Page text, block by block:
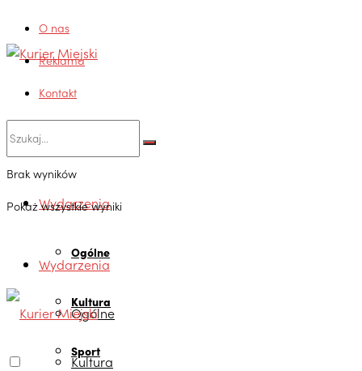
O nas
Reklama
Kontakt
Brak wyników
Pokaż wszystkie wyniki
Wydarzenia
Ogólne
Kultura
Sport
Wydarzenia
Ogólne
Kultura